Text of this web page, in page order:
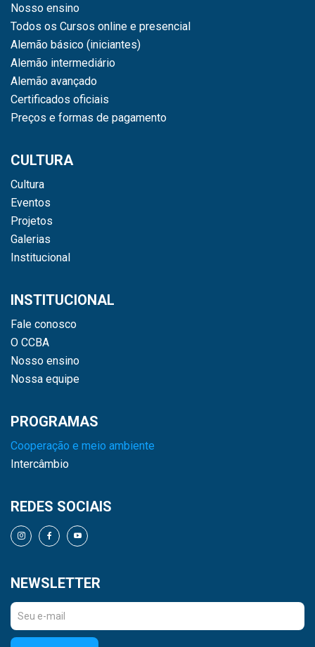
Nosso ensino
Todos os Cursos online e presencial
Alemão básico (iniciantes)
Alemão intermediário
Alemão avançado
Certificados oficiais
Preços e formas de pagamento
CULTURA
Cultura
Eventos
Projetos
Galerias
Institucional
INSTITUCIONAL
Fale conosco
O CCBA
Nosso ensino
Nossa equipe
PROGRAMAS
Cooperação e meio ambiente
Intercâmbio
REDES SOCIAIS
NEWSLETTER